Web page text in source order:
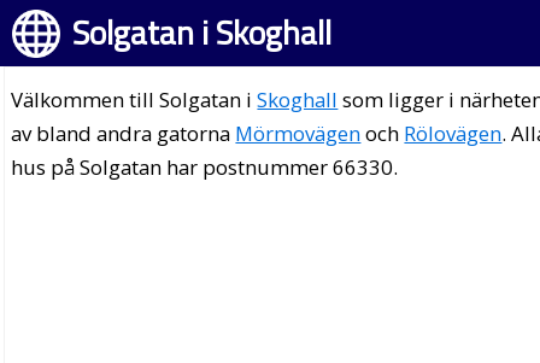
Solgatan i Skoghall
Välkommen till Solgatan iSkoghall som ligger i
av bland andra gatorna Mörmovägenoch Rölovägen.
hus på Solgatan har postnummer 66330.